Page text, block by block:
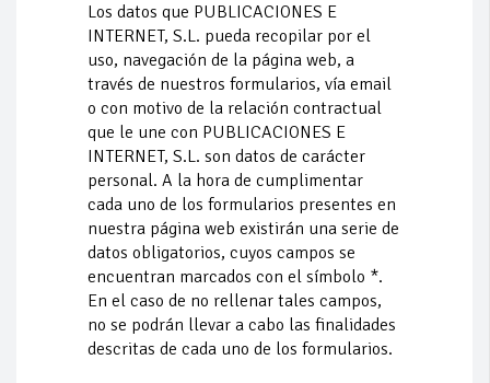
Los datos que PUBLICACIONES E
INTERNET, S.L. pueda recopilar por el
uso, navegación de la página web, a
través de nuestros formularios, vía email
o con motivo de la relación contractual
que le une con PUBLICACIONES E
INTERNET, S.L. son datos de carácter
personal. A la hora de cumplimentar
cada uno de los formularios presentes en
nuestra página web existirán una serie de
datos obligatorios, cuyos campos se
encuentran marcados con el símbolo *.
En el caso de no rellenar tales campos,
no se podrán llevar a cabo las finalidades
descritas de cada uno de los formularios.